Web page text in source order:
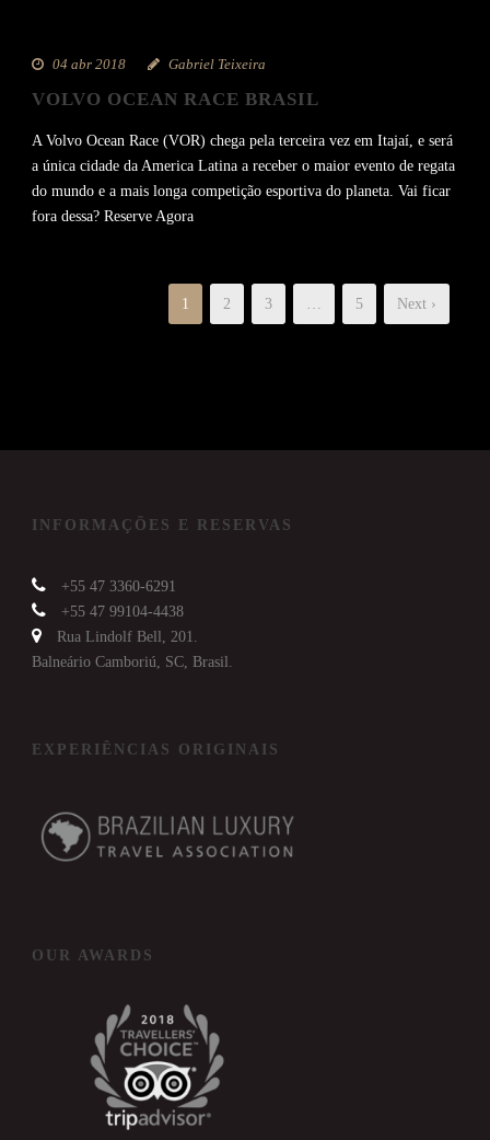
04 abr 2018 Gabriel Teixeira
VOLVO OCEAN RACE BRASIL
A Volvo Ocean Race (VOR) chega pela terceira vez em Itajaí, e será
a única cidade da America Latina a receber o maior evento de regata
do mundo e a mais longa competição esportiva do planeta. Vai ficar
fora dessa? Reserve Agora
1 2 3 … 5 Next ›
INFORMAÇÕES E RESERVAS
+55 47 3360-6291
+55 47 99104-4438
Rua Lindolf Bell, 201.
Balneário Camboriú, SC, Brasil.
EXPERIÊNCIAS ORIGINAIS
OUR AWARDS